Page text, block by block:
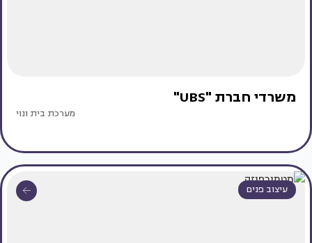
משרדי חברת "UBS"
מערכת בית ונוי
עיצוב פנים